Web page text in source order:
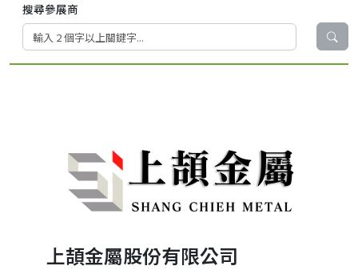
搜尋參展商
上頡金屬股份有限公司